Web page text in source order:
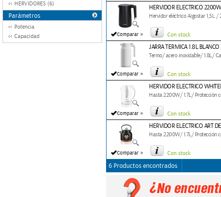
HERVIDORES (6)
Parámetros
Potencia
Capacidad
Comparar »
HERVIDOR ELECTRICO
Hervidor eléctrico Aigostar 1,5L /
Con stock
Comparar »
JARRA TERMICA 1.8L
Termo/ acero inoxidable/ 1.8L/
Con stock
Comparar »
HERVIDOR ELECTRICO
Hasta 2200W/ 1.7L/ Protección
Con stock
Comparar »
HERVIDOR ELECTRICO ART
Hasta 2200W/ 1.7L/ Protección
Con stock
6 Productos encontrados